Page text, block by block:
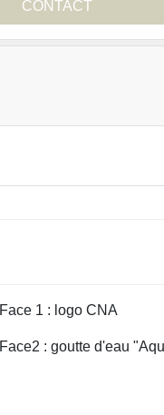
CONTACT
Face 1 : logo CNA
Face2 : goutte d'eau